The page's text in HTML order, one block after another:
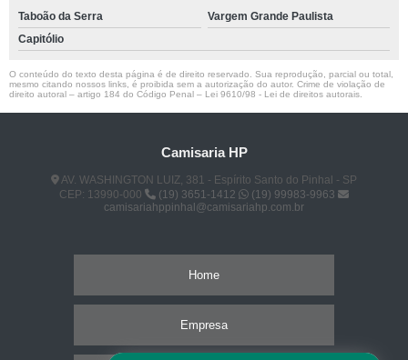
Taboão da Serra
Vargem Grande Paulista
Capitólio
O conteúdo do texto desta página é de direito reservado. Sua reprodução, parcial ou total,
mesmo citando nossos links, é proibida sem a autorização do autor. Crime de violação de
direito autoral – artigo 184 do Código Penal – Lei 9610/98 - Lei de direitos autorais
Camisaria HP
AV. WASHINGTON LUIZ, 381 - Espírito Santo do Pinhal - SP
CEP: 13990-000
(19) 3651-1412
(19) 99983-9963
camisariahppinhal@camisariahp.com.br
Home
Empresa